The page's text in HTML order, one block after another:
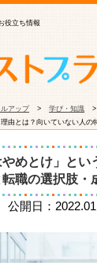
役立ち情報
アップ
学び・知識
理由とは？向いていない人
やめとけ」と
職の選択肢・
公開日：